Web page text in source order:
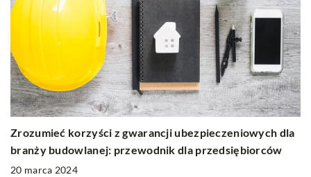
Zrozumieć korzyści z gwarancji ubezpieczeniowych dla
branży budowlanej: przewodnik dla przedsiębiorców
20 marca 2024